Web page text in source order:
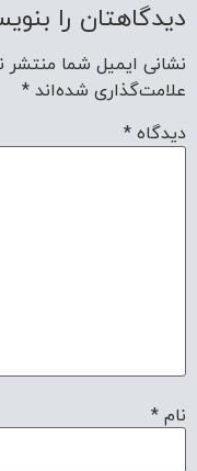
دیدگاهتان را
نشانی ایمیل شما منتشر
علامت‌گذاری شده‌اند *
دیدگاه *
نام *